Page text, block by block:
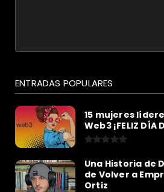
ENTRADAS POPULARES
15 mujeres
Web3 ¡FELIZ DÍA
Una Historia de
de Volver a
Ortiz